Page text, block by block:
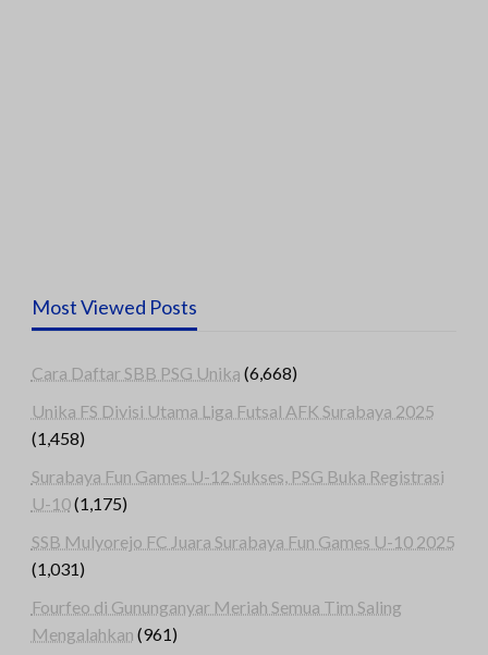
Most Viewed Posts
Cara Daftar SBB PSG Unika (6,668)
Unika FS Divisi Utama Liga Futsal AFK Surabaya 2025
(1,458)
Surabaya Fun Games U-12 Sukses, PSG Buka Registrasi
U-10(1,175)
SSB Mulyorejo FC Juara Surabaya Fun Games U-10 2025
(1,031)
Fourfeo di Gununganyar Meriah Semua Tim Saling
Mengalahkan (961)